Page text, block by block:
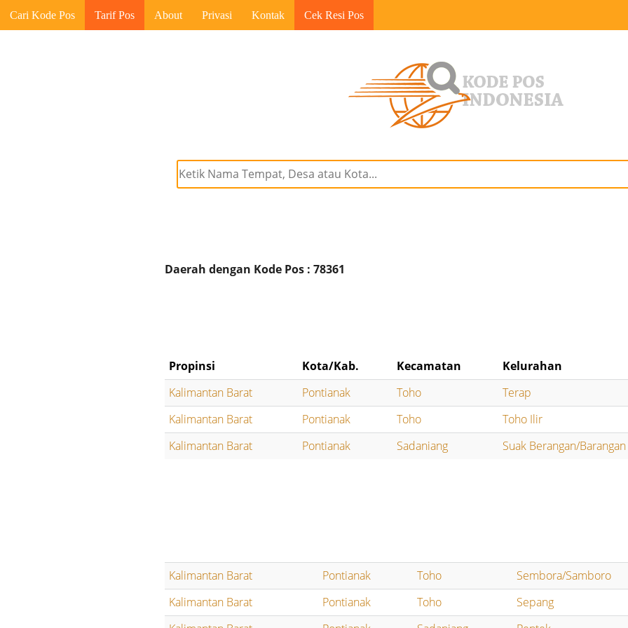
Cari Kode Pos Tarif Pos About Privasi Kontak Cek Resi Pos
Daerah dengan Kode Pos : 78361
Propinsi Kota/Kab. Kecamatan
Kelurahan
Kalimantan Barat
Pontianak Toho
Terap
Kalimantan Barat
Pontianak Toho
Toho Ilir
Kalimantan Barat
Pontianak Sadaniang Suak Berangan/Barangan
Kalimantan Barat Pontianak Toho
Sembora/Samboro
Kalimantan Barat
Pontianak Toho
Sepang